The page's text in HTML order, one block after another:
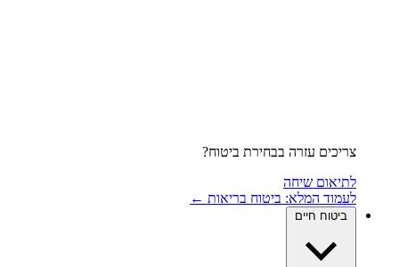
צריכים עזרה בבחירת ביטוח?
לתיאום שיחה
לעמוד המלא: ביטוח בריאות ←
ביטוח חיים